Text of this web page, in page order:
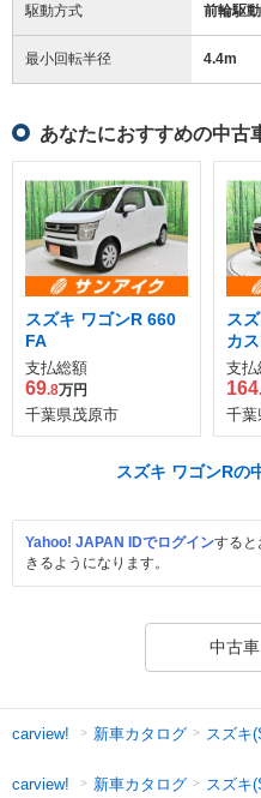
駆動方式 前輪駆動
最小回転半径 4.4m
あなたにおすすめの中古
スズキ ワゴンR 660
FA
支払総額
69.8万円
千葉県茂原市
ス
カ
ッ
ー
車
支払
164
千葉
スズキ ワゴンRの
Yahoo! JAPAN IDでログインすると
きるようになります。
中古
carview! 新車カタログ スズキ
carview! 新車カタログ スズキ